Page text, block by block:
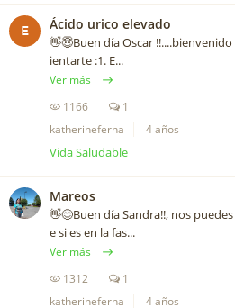
E Ácido urico elevado
👋😇Buen día Oscar
ientarte :1. E...
Ver más
1166
1
katherineferna
4 años
Vida Saludable
Mareos
👋😊Buen día Sandra!!, nos
e si es en la fas...
Ver más
1312
1
katherineferna
4 años